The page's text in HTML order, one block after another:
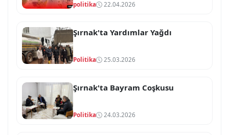
politika 22.04.2026
Şırnak'ta Yardımlar Yağdı
Politika 25.03.2026
Şırnak'ta Bayram Coşkusu
Politika 24.03.2026